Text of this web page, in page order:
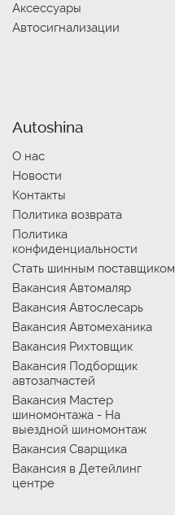
Аксессуары
Автосигнализации
Autoshina
О нас
Новости
Контакты
Политика возврата
Политика
конфиденциальности
Стать шинным поставщиком
Вакансия Автомаляр
Вакансия Автослесарь
Вакансия Автомеханика
Вакансия Рихтовщик
Вакансия Подборщик
автозапчастей
Вакансия Мастер
шиномонтажа - На
выездной шиномонтаж
Вакансия Сварщика
Вакансия в Детейлинг
центре